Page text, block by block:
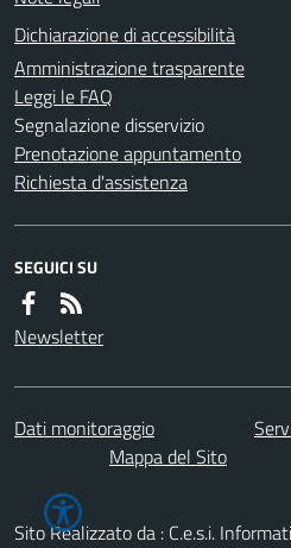
Dichiarazione di accessibilità
Amministrazione trasparente
Leggi le FAQ
Segnalazione disservizio
Prenotazione appuntamento
Richiesta d'assistenza
SEGUICI SU
Newsletter
Dati monitoraggio
Mappa del Sito
Sito Realizzato da : C.e.s.i.